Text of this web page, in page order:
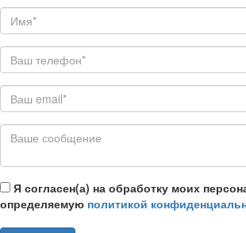
Я согласен(а) на обработку моих
определяемую политикой